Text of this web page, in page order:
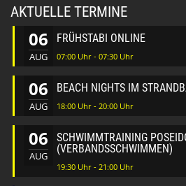
AKTUELLE TERMINE
06
AUG
FRÜHSTABI ONLINE
07:00 Uhr - 07:30 Uhr
06
AUG
BEACH NIGHTS IM
18:00 Uhr - 20:00 Uhr
06
AUG
SCHWIMMTRAINING
(VERBANDSSCHWIMMEN)
19:30 Uhr - 21:00 Uhr